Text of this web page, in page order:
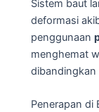
Sistem baut
deformasi
penggunaan
menghemat
dibandingkan
Penerapan di